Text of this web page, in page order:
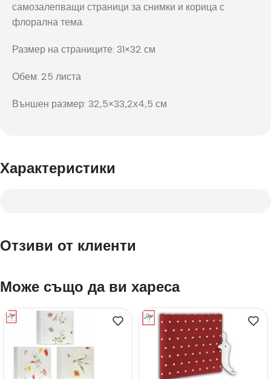
самозалепващи страници за снимки и корица с
флорална тема.
Размер на страниците: 31×32 см
Обем: 25 листа
Външен размер: 32,5×33,2х4,5 см
Характеристики
Отзиви от клиенти
Може също да ви хареса